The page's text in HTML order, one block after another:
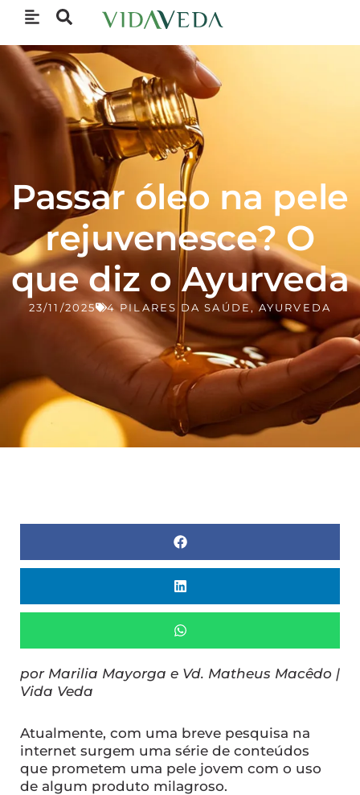
Passar óleo na pele
rejuvenesce? O
que diz o Ayurveda
23/11/2025 4 PILARES DA SAÚDE,AYURVEDA
por Marilia Mayorga e Vd. Matheus Macêdo |
Vida Veda
Atualmente, com uma breve pesquisa na
internet surgem uma série de conteúdos
que prometem uma pele jovem com o uso
de algum produto milagroso.